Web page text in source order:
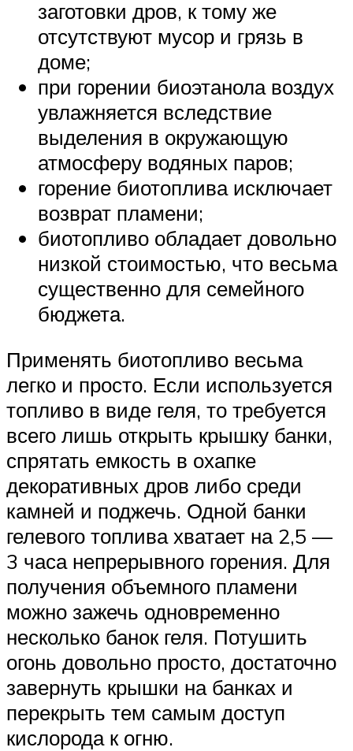
заготовки дров, к тому же
отсутствуют мусор и грязь в
доме;
при горении биоэтанола воздух
увлажняется вследствие
выделения в окружающую
атмосферу водяных паров;
горение биотоплива исключает
возврат пламени;
биотопливо обладает довольно
низкой стоимостью, что весьма
существенно для семейного
бюджета.
Применять биотопливо весьма
легко и просто. Если используется
топливо в виде геля, то требуется
всего лишь открыть крышку банки,
спрятать емкость в охапке
декоративных дров либо среди
камней и поджечь. Одной банки
гелевого топлива хватает на 2,5 —
3 часа непрерывного горения. Для
получения объемного пламени
можно зажечь одновременно
несколько банок геля. Потушить
огонь довольно просто, достаточно
завернуть крышки на банках и
перекрыть тем самым доступ
кислорода к огню.